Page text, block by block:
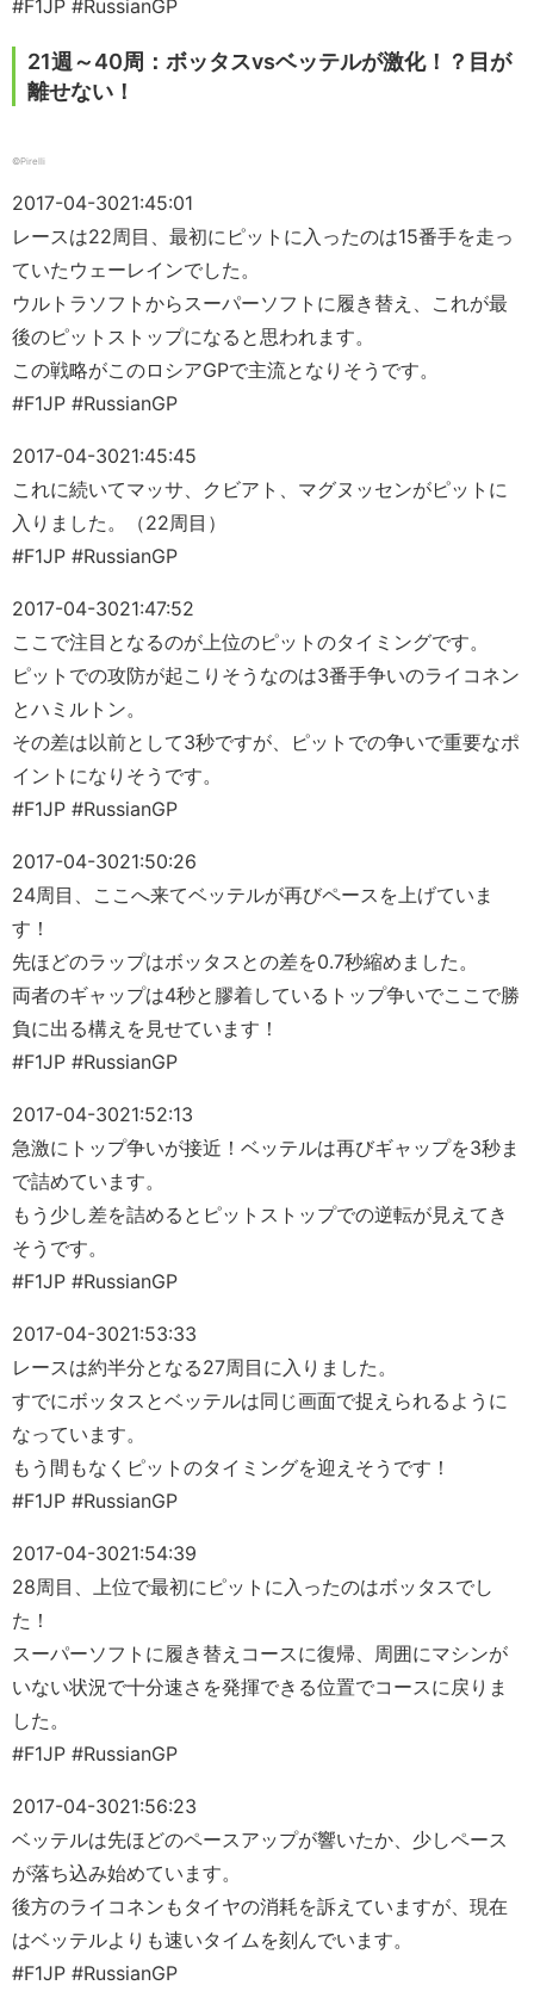
#F1JP #RussianGP
21週～40周：ボッタスvsベッテルが激化！？目が
離せない！
©Pirelli
2017-04-3021:45:01
レースは22周目、最初にピットに入ったのは15番手を走っ
ていたウェーレインでした。
ウルトラソフトからスーパーソフトに履き替え、これが最
後のピットストップになると思われます。
この戦略がこのロシアGPで主流となりそうです。
#F1JP #RussianGP
2017-04-3021:45:45
これに続いてマッサ、クビアト、マグヌッセンがピットに
入りました。（22周目）
#F1JP #RussianGP
2017-04-3021:47:52
ここで注目となるのが上位のピットのタイミングです。
ピットでの攻防が起こりそうなのは3番手争いのライコネン
とハミルトン。
その差は以前として3秒ですが、ピットでの争いで重要なポ
イントになりそうです。
#F1JP #RussianGP
2017-04-3021:50:26
24周目、ここへ来てベッテルが再びペースを上げていま
す！
先ほどのラップはボッタスとの差を0.7秒縮めました。
両者のギャップは4秒と膠着しているトップ争いでここで勝
負に出る構えを見せています！
#F1JP #RussianGP
2017-04-3021:52:13
急激にトップ争いが接近！ベッテルは再びギャップを3秒ま
で詰めています。
もう少し差を詰めるとピットストップでの逆転が見えてき
そうです。
#F1JP #RussianGP
2017-04-3021:53:33
レースは約半分となる27周目に入りました。
すでにボッタスとベッテルは同じ画面で捉えられるように
なっています。
もう間もなくピットのタイミングを迎えそうです！
#F1JP #RussianGP
2017-04-3021:54:39
28周目、上位で最初にピットに入ったのはボッタスでし
た！
スーパーソフトに履き替えコースに復帰、周囲にマシンが
いない状況で十分速さを発揮できる位置でコースに戻りま
した。
#F1JP #RussianGP
2017-04-3021:56:23
ベッテルは先ほどのペースアップが響いたか、少しペース
が落ち込み始めています。
後方のライコネンもタイヤの消耗を訴えていますが、現在
はベッテルよりも速いタイムを刻んでいます。
#F1JP #RussianGP